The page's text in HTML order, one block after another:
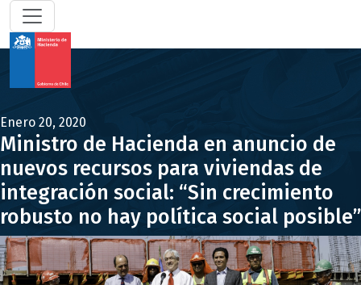
Enero 20, 2020
Ministro de Hacienda en anuncio de
nuevos recursos para viviendas de
integración social: “Sin crecimiento
robusto no hay política social posible”